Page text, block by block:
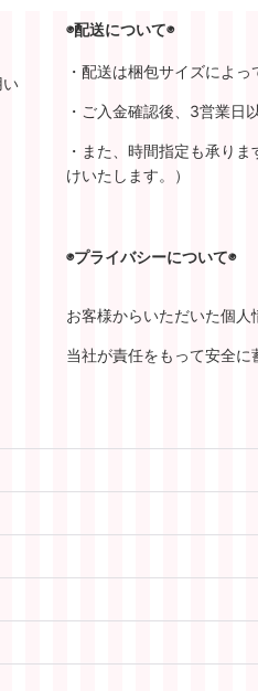
◉配送について◉
い
・配送は梱包サイズによ
・ご入金確認後、3営業日
・また、時間指定も承り
けいたします。）
◉プライバシーについて◉
お客様からいただいた個人
当社が責任をもって安全に